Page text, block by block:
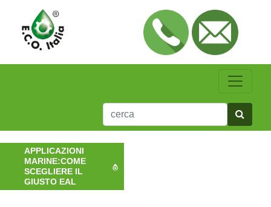
APPLICAZIONI
MARINE:COME
SCEGLIERE IL
GIUSTO EAL